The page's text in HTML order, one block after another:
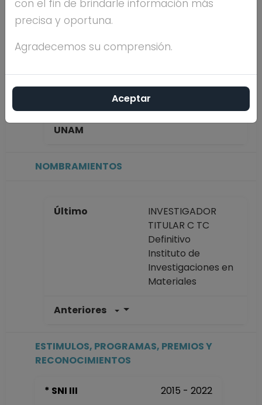
DAVILA
estudios
Antigüedad
UNAM
NOMBRAMIENTOS
Último
INVESTIGADOR
TITULAR C TC
Definitivo
Instituto de
Investigaciones en
Materiales
Anteriores
Instituto de
Desde 16-11-2008
ESTIMULOS, PROGRAMAS, PREMIOS Y
RECONOCIMIENTOS
* SNI III 2015 - 2022
con el fin de brindarle información más
precisa y oportuna.
Agradecemos su comprensión.
Aceptar